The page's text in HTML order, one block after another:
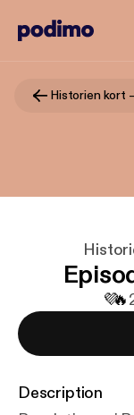
Historien kort
💜🔥
Description